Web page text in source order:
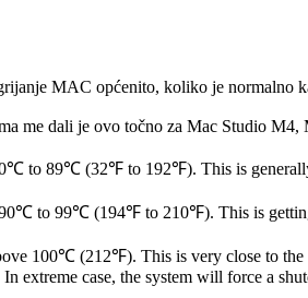
MAC općenito, koliko je normalno
me dali je ovo točno za Mac Studio
to 89℃ (32℉ to 192℉). This is
90℃ to 99℃ (194℉ to 210℉). This is
100℃ (212℉). This is very close to
extreme case, the system will force a